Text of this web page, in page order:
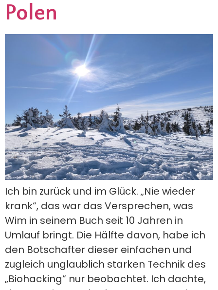
Polen
Ich bin zurück und im Glück. „Nie wieder
krank“, das war das Versprechen, was
Wim in seinem Buch seit 10 Jahren in
Umlauf bringt. Die Hälfte davon, habe ich
den Botschafter dieser einfachen und
zugleich unglaublich starken Technik des
„Biohacking“ nur beobachtet. Ich dachte,